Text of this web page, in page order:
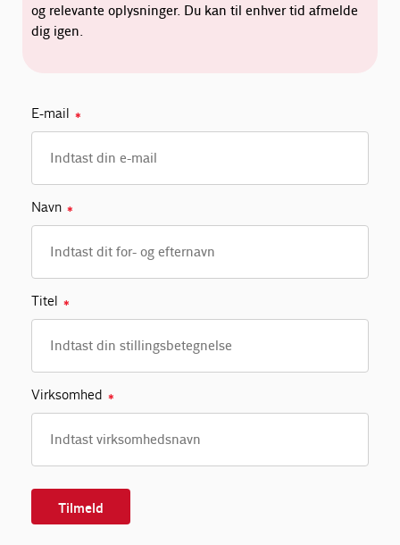
og relevante oplysninger. Du kan til enhver tid afmelde
dig igen.
E-mail ✱
Navn ✱
Titel ✱
Virksomhed ✱
Tilmeld